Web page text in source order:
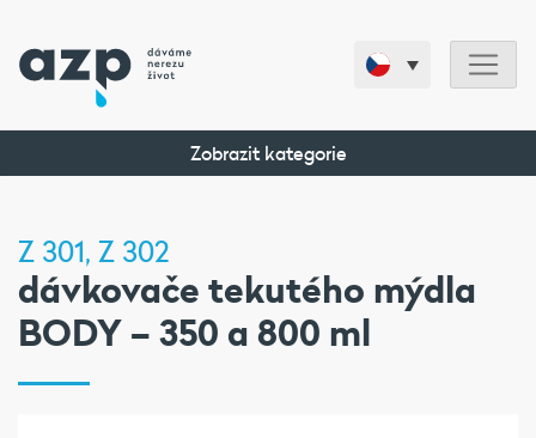
Zobrazit kategorie
Z 301, Z 302
dávkovače tekutého mýdla
BODY – 350 a 800 ml